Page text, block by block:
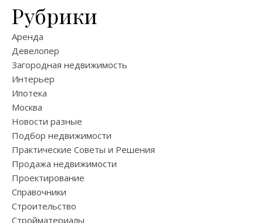
Рубрики
Аренда
Девелопер
Загородная недвижимость
Интерьер
Ипотека
Москва
Новости разные
Подбор недвижимости
Практические Советы и Решения
Продажа недвижимости
Проектирование
Справочники
Строительство
Стройматериалы